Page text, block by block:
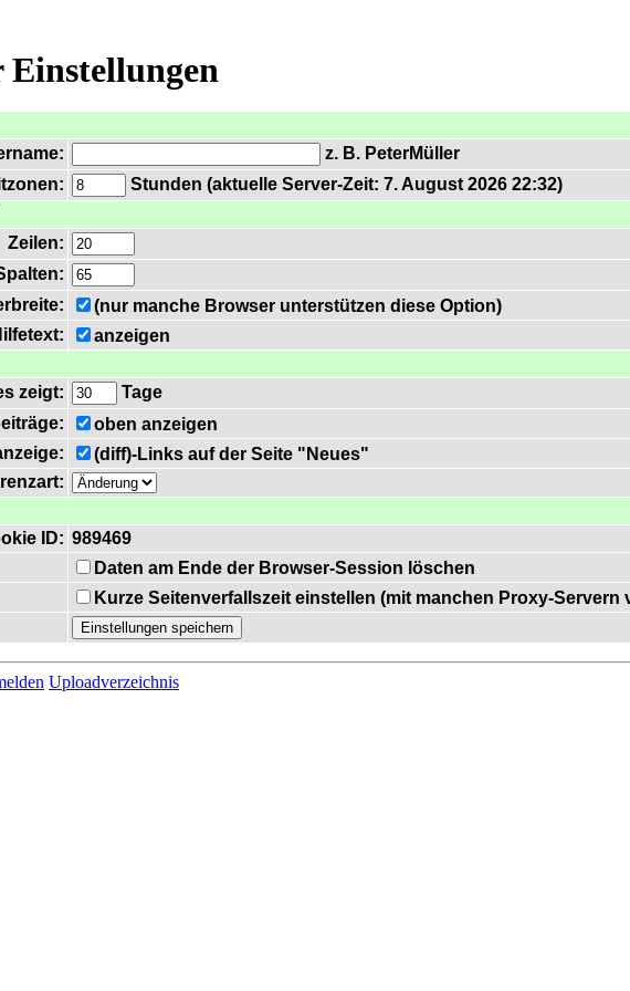
z. B. PeterMüller
Stunden (aktuelle Server-Zeit: 7. August 2026 22:32)
Zeilen:
(nur manche Browser unterstützen diese Option)
anzeigen
zeigt:
Tage
oben anzeigen
(diff)-Links auf der Seite "Neues"
ID: 989469
Daten am Ende der Browser-Session löschen
Kurze Seitenverfallszeit einstellen (mit manchen Proxy-Servern
Uploadverzeichnis